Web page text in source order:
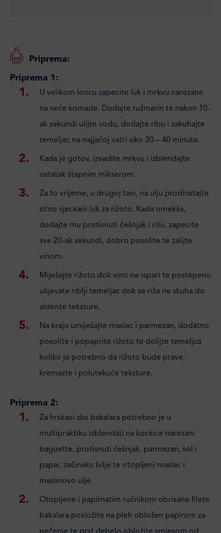
Priprema:
Priprema 1:
U velikom loncu zapecite luk i mrkvu narezane
na veće komade. Dodajte ružmarin te nakon 10-
ak sekundi ulijte vodu, dodajte ribu i zakuhajte
temeljac na najjačoj vatri oko 30 – 40 minuta.
Kada je gotov, izvadite mrkvu i izblendajte
ostatak štapnim mikserom.
Za to vrijeme, u drugoj tavi, na ulju prodinstajte
sitno sjeckani luk za rižoto. Kada omekša,
dodajte mu protisnuti češnjak i rižu, zapecite
sve 20-ak sekundi, dobro posolite te zalijte
vinom.
Miješajte rižoto dok vino ne ispari te postepeno
ulijevate riblji temeljac dok se riža ne skuha do
aldente teksture.
Na kraju umiješajte maslac i parmezan, dodatno
posolite i popaprite rižoto te dolijte temeljca
koliko je potrebno da rižoto bude prave,
kremaste i polutekuće teksture.
Priprema 2:
Za hrskavi dio bakalara potrebno je u
multipraktiku izblendati na kockice narezani
baguette, protisnuti češnjak, parmezan, sol i
papar, začinsko bilje te otopljeni maslac i
maslinovo ulje.
Otopljene i papirnatim ručnikom obrisane filete
bakalara posložite na pleh obložen papirom za